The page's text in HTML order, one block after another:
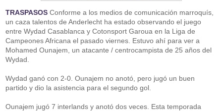
TRASPASOS Conforme a los medios de comunicación marroquís,
un caza talentos de Anderlecht ha estado observando el juego
entre Wydad Casablanca y Cotonsport Garoua en la Liga de
Campeones Africana el pasado viernes. Estuvo ahí para ver a
Mohamed Ounajem, un atacante / centrocampista de 25 años del
Wydad.
Wydad ganó con 2-0. Ounajem no anotó, pero jugó un buen
partido y dio la asistencia para el segundo gol.
Ounajem jugó 7 interlands y anotó dos veces. Esta temporada